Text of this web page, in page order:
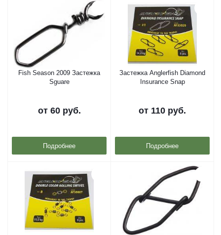
Fish Season 2009 Застежка
Sguare
от 60 руб.
Подробнее
Застежка Anglerfish Diamond
Insurance Snap
от 110 руб.
Подробнее